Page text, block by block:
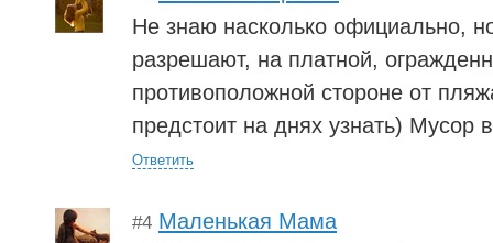
Не знаю насколько официально,
разрешают, на платной,
противоположной стороне от
предстоит на днях узнать) Мусор
Ответить
#4 Маленькая Мама